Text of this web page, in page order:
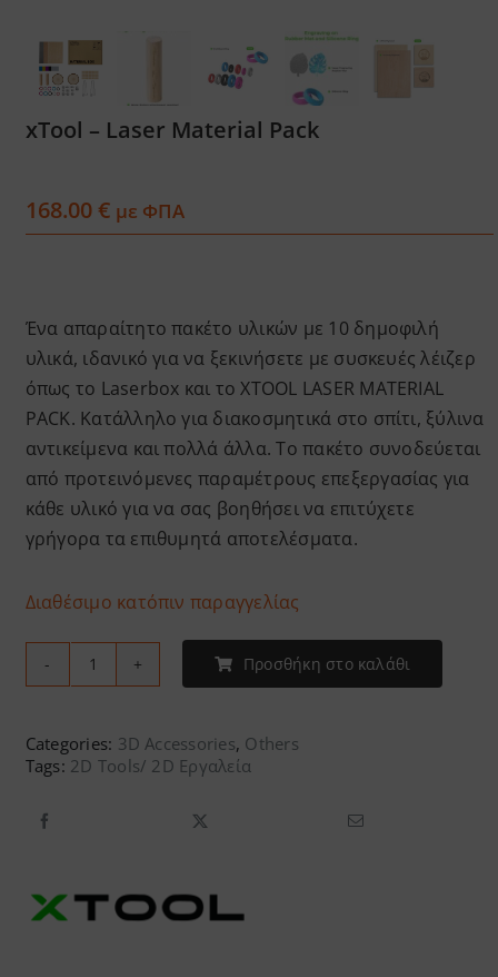
Software
Blog
xTool – Laser Material Pack
168.00€ με ΦΠΑ
Ένα απαραίτητο πακέτο υλικών με 10 δημοφιλή
υλικά, ιδανικό για να ξεκινήσετε με συσκευές λέιζερ
όπως το Laserbox και το XTOOL LASER MATERIAL
PACK. Κατάλληλο για διακοσμητικά στο σπίτι, ξύλινα
αντικείμενα και πολλά άλλα. Το πακέτο συνοδεύεται
από προτεινόμενες παραμέτρους επεξεργασίας για
κάθε υλικό για να σας βοηθήσει να επιτύχετε
γρήγορα τα επιθυμητά αποτελέσματα.
Διαθέσιμο κατόπιν παραγγελίας
xTool
Laser
Material
Προσθήκη στο καλάθι
Categories: 3D Accessories, Others
Tags: 2D Tools/ 2D Εργαλεία